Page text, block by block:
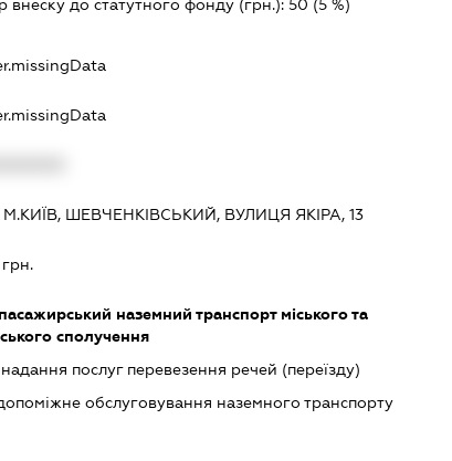
внеску до статутного фонду (грн.):50 (5 %)
М.КИЇВ, ШЕВЧЕНКІВСЬКИЙ, ВУЛИЦЯ ЯКІРА, 13
пасажирський наземний транспорт міського та
сполучення
надання послуг перевезення речей (переїзду)
обслуговування наземного транспорту